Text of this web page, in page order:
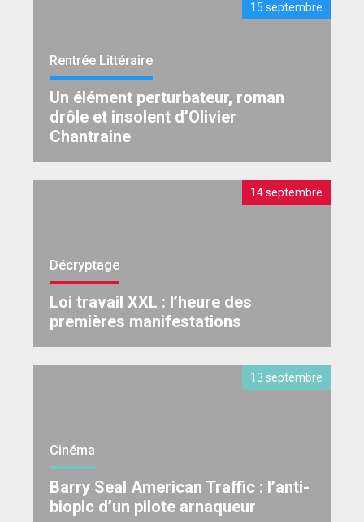
15 septembre
Rentrée Littéraire
Un élément perturbateur, roman
drôle et insolent d’Olivier
Chantraine
14 septembre
Décryptage
Loi travail XXL : l’heure des
premières manifestations
13 septembre
Cinéma
Barry Seal American Traffic : l’anti-
biopic d’un pilote arnaqueur